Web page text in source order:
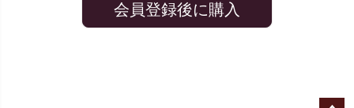
会員登録後に購入